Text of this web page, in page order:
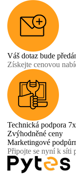
Váš dotaz bude
Získejte cenovou
Technická podpora
Zvýhodněné ceny
Marketingové
Připojte se nyní k síti